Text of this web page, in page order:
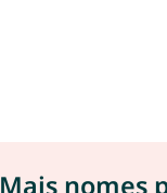
Mais nomes